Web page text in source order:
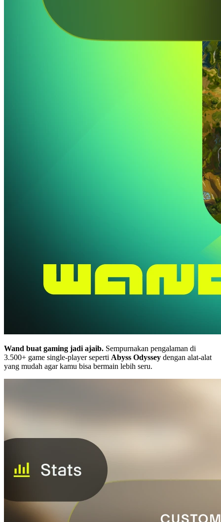
Wand buat gaming jadi ajaib. Sempurnakan pengalaman di
3.500+ game single-player seperti Abyss Odyssey dengan alat-alat
yang mudah agar kamu bisa bermain lebih seru.